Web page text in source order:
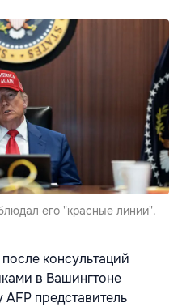
его "красные линии".
консультаций
в Вашингтоне
представитель